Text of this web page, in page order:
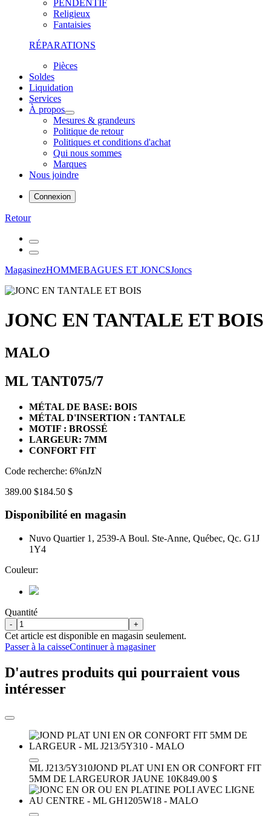
PENDENTIF
Religieux
Fantaisies
RÉPARATIONS
Pièces
Soldes
Liquidation
Services
À propos
Mesures & grandeurs
Politique de retour
Politiques et conditions d'achat
Qui nous sommes
Marques
Nous joindre
Connexion
Retour
MagasinezHOMMEBAGUES ET JONCSJoncs
JONC EN TANTALE ET BOIS
MALO
ML TANT075/7
MÉTAL DE BASE: BOIS
MÉTAL D'INSERTION : TANTALE
MOTIF : BROSSÉ
LARGEUR: 7MM
CONFORT FIT
Code recherche: 6%nJzN
389.00 $184.50 $
Disponibilité en magasin
Nuvo Quartier 1, 2539-A Boul. Ste-Anne, Québec, Qc. G1J
1Y4
Couleur:
Quantité
- +
Cet article est disponible en magasin seulement.
Passer à la caisseContinuer à magasiner
D'autres produits qui pourraient vous
intéresser
ML J213/5Y310JOND PLAT UNI EN OR CONFORT FIT
5MM DE LARGEUROR JAUNE 10K849.00 $